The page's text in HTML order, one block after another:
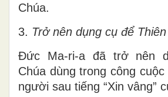
Chúa.
3. Trở nên dụng cụ để
Đức Ma-ri-a đã trở nên
Chúa dùng trong công
người sau tiếng “Xin vâng”